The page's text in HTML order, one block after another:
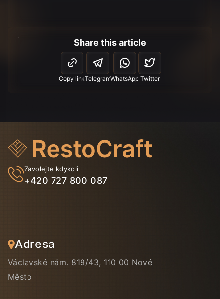
Share this article
Copy linkTelegramWhatsApp Twitter
Zavolejte kdykoli
+420 727 800 087
Adresa
Václavské nám. 819/43, 110 00 Nové
Město